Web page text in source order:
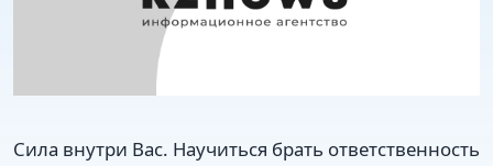
Сила внутри Вас. Научиться брать ответственность